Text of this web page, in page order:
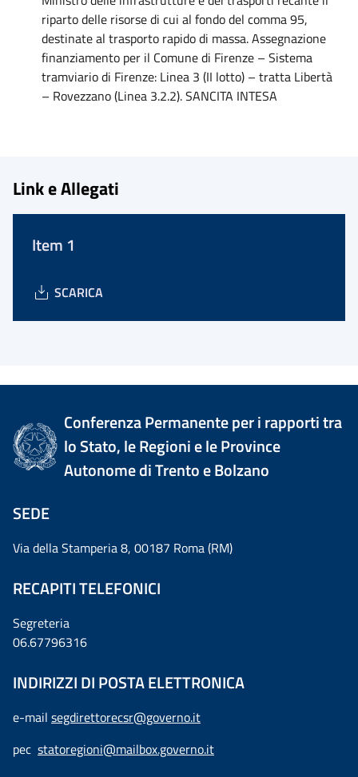
riparto delle risorse di cui al fondo del comma 95,
destinate al trasporto rapido di massa. Assegnazione
finanziamento per il Comune di Firenze – Sistema
tramviario di Firenze: Linea 3 (II lotto) – tratta Libertà
– Rovezzano (Linea 3.2.2). SANCITA INTESA
Link e Allegati
Item 1
SCARICA
Conferenza Permanente per i rapporti tra
lo Stato, le Regioni e le Province
Autonome di Trento e Bolzano
SEDE
Via della Stamperia 8, 00187 Roma (RM)
RECAPITI TELEFONICI
Segreteria
06.67796316
INDIRIZZI DI POSTA ELETTRONICA
e-mail segdirettorecsr@governo.it
pec statoregioni@mailbox.governo.it